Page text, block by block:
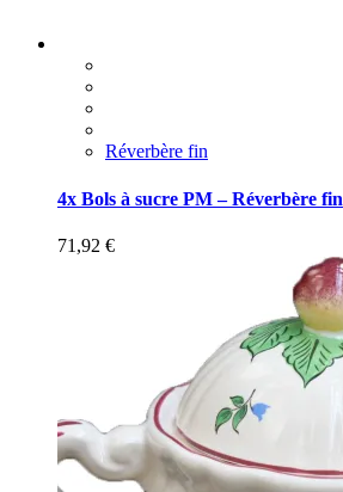
Réverbère fin
4x Bols à sucre PM – Réverbère fin
71,92 €